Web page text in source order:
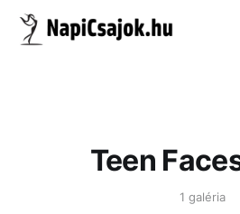
Teen
1 galéria